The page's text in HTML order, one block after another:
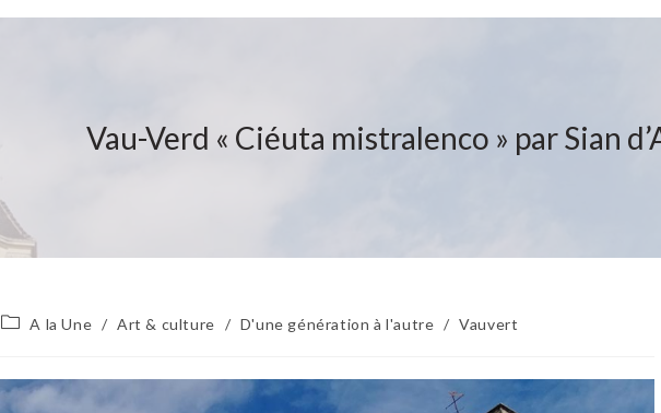
Vau-Verd « Ciéuta mistralenco » par Sian
PostA la Une / Art & culture / D'une génération à l'autre / Vauvert